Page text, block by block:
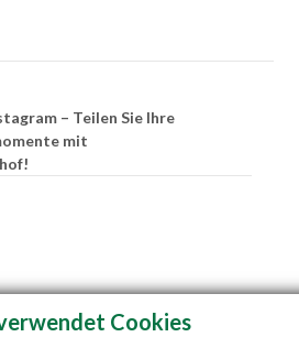
– Teilen Sie Ihre
mit
Cookies